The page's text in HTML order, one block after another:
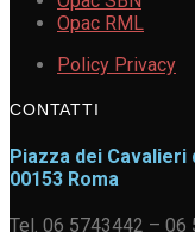
Opac RML
Policy Privacy
CONTATTI
Piazza dei Cavalieri
00153 Roma
Tel. 06 5743442 – 06